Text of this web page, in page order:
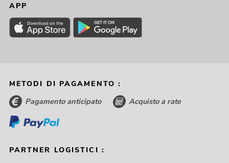
APP
METODI DI PAGAMENTO :
Pagamento anticipato Acquisto a rate
PARTNER LOGISTICI :